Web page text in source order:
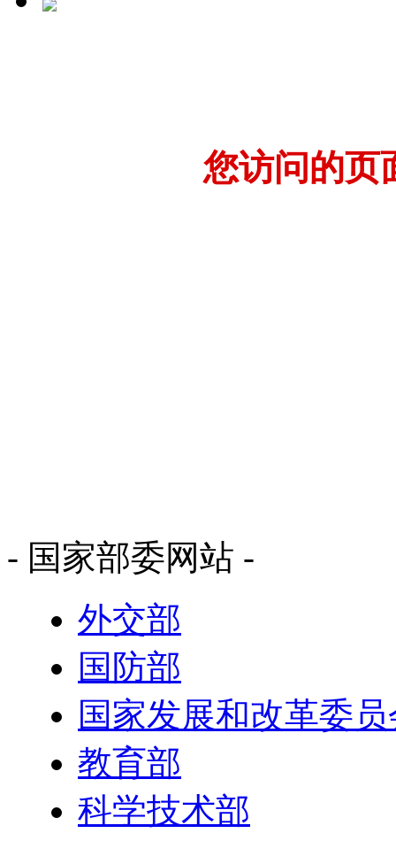
您访问的页
- 国家部委网站 -
外交部
国防部
国家发展和改革委
教育部
科学技术部